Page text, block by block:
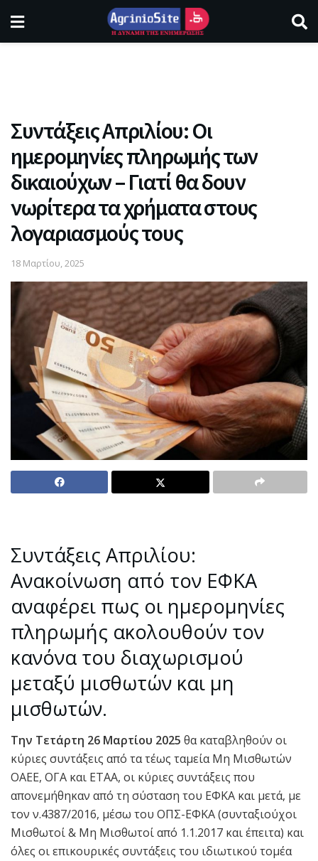
Συντάξεις Απριλίου: Οι
ημερομηνίες πληρωμής των
δικαιούχων – Γιατί θα δουν
νωρίτερα τα χρήματα στους
λογαριασμούς τους
18 Μαρτίου, 2025
Συντάξεις Απριλίου:
Ανακοίνωση από τον ΕΦΚΑ
αναφέρει πως οι ημερομηνίες
πληρωμής ακολουθούν τον
κανόνα του διαχωρισμού
μεταξύ μισθωτών και μη
μισθωτών.
Την Τετάρτη 26 Μαρτίου 2025 θα καταβληθούν οι
κύριες συντάξεις από τα τέως ταμεία Μη Μισθωτών
ΟΑΕΕ, ΟΓΑ και ΕΤΑΑ, οι κύριες συντάξεις που
απονεμήθηκαν από τη σύσταση του ΕΦΚΑ και μετά, με
τον ν.4387/2016, μέσω του ΟΠΣ-ΕΦΚΑ (συνταξιούχοι
Μισθωτοί & Μη Μισθωτοί από 1.1.2017 και έπειτα) και
όλες οι επικουρικές συντάξεις του ιδιωτικού τομέα